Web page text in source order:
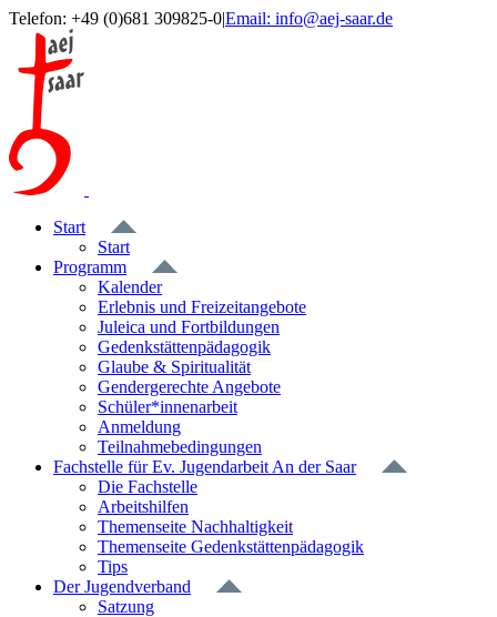
Zum
Inhalt
springen
Telefon: +49 (0)681 309825-0|Email: info@aej-saar.de
Facebook
Start
Start
Programm
Kalender
Erlebnis und Freizeitangebote
Juleica und Fortbildungen
Gedenkstättenpädagogik
Glaube & Spiritualität
Gendergerechte Angebote
Schüler*innenarbeit
Anmeldung
Teilnahmebedingungen
Fachstelle für Ev. Jugendarbeit An der Saar
Die Fachstelle
Arbeitshilfen
Themenseite Nachhaltigkeit
Themenseite Gedenkstättenpädagogik
Tips
Der Jugendverband
Satzung